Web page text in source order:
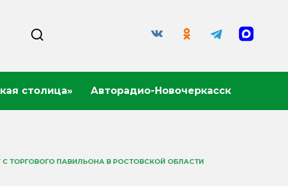
столица» Авторадио-Новочеркасск
ТОРГОВОГО ПАВИЛЬОНА В РОСТОВСКОЙ ОБЛАСТИ